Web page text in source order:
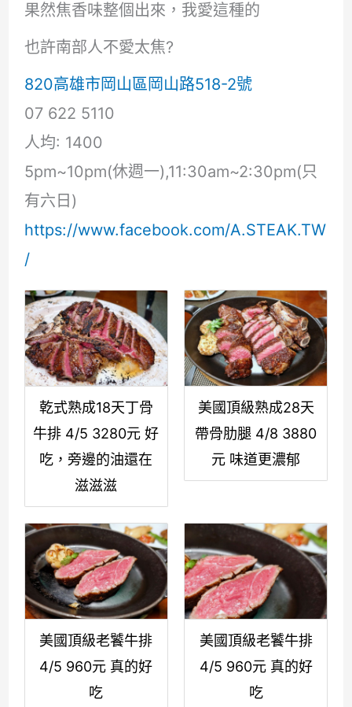
果然焦香味整個出來，我愛這種的
也許南部人不愛太焦?
820高雄市岡山區岡山路518-2號
07 622 5110
人均: 1400
5pm~10pm(休週一),11:30am~2:30pm(只
有六日)
https://www.facebook.com/A.STEAK.TW
/
乾式熟成18天丁骨
牛排 4/5 3280元 好
吃，旁邊的油還在
滋滋滋
美國頂級熟成28天
帶骨肋腿 4/8 3880
元 味道更濃郁
美國頂級老饕牛排
4/5 960元 真的好
吃
美國頂級老饕牛排
4/5 960元 真的好
吃